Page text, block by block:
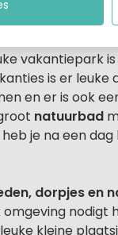
vakantiepark
is er leuke
en er is ook
natuurbad
je na een
dorpjes en
nodigt
kleine